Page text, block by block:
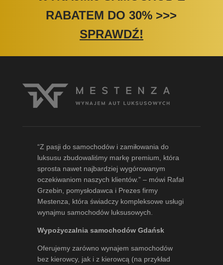
RABATEM DO 30% >>>
SPRAWDŹ!
“Z pasji do samochodów i zamiłowania do
luksusu zbudowaliśmy markę premium, która
sprosta nawet najbardziej wygórowanym
oczekiwaniom naszych klientów.” – mówi Rafał
Grzebin , pomysłodawca i Prezes firmy
Mestenza, która świadczy kompleksowe usługi
wynajmu samochodów luksusowych.
Wypożyczalnia samochodów Gdańsk
Oferujemy zarówno wynajem samochodów
bez kierowcy, jak i z kierowcą (na przykład